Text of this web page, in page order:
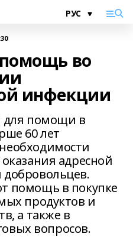
во
инфекции
для помощи в
60 лет
адресной
помощь в покупке
продуктов и
а также в
вопросов.